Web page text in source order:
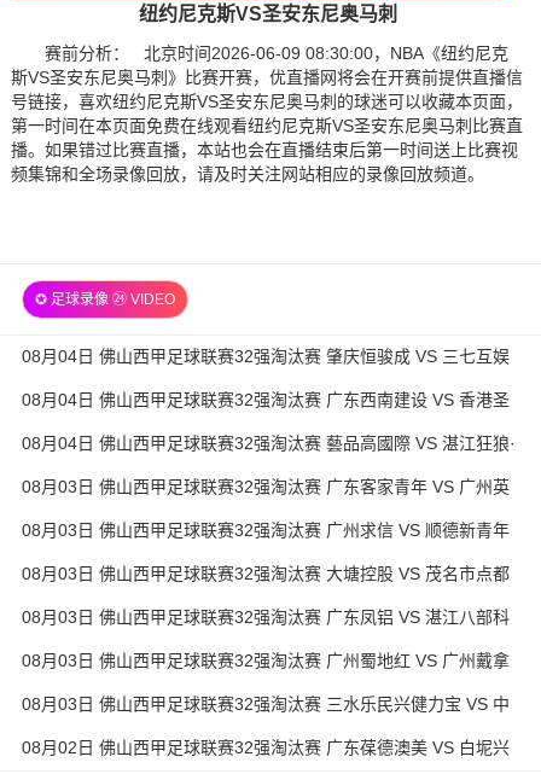
纽约尼克斯VS圣安东尼奥马刺
赛前分析： 北京时间2026-06-09 08:30:00，NBA《纽约尼克
斯VS圣安东尼奥马刺》比赛开赛，优直播网将会在开赛前提供直播信
号链接，喜欢纽约尼克斯VS圣安东尼奥马刺的球迷可以收藏本页面，
第一时间在本页面免费在线观看纽约尼克斯VS圣安东尼奥马刺比赛直
播。如果错过比赛直播，本站也会在直播结束后第一时间送上比赛视
频集锦和全场录像回放，请及时关注网站相应的录像回放频道。
✪ 足球录像 ㉔ VIDEO
08月04日 佛山西甲足球联赛32强淘汰赛 肇庆恒骏成 VS 三七互娱
全场录像
08月04日 佛山西甲足球联赛32强淘汰赛 广东西南建设 VS 香港圣
徒 全场录像
08月04日 佛山西甲足球联赛32强淘汰赛 藝品高國際 VS 湛江狂狼·
粵辉能源 全场录像
08月03日 佛山西甲足球联赛32强淘汰赛 广东客家青年 VS 广州英
华思力U17 全场录像
08月03日 佛山西甲足球联赛32强淘汰赛 广州求信 VS 顺德新青年
全场录像
08月03日 佛山西甲足球联赛32强淘汰赛 大塘控股 VS 茂名市点都
得 全场录像
08月03日 佛山西甲足球联赛32强淘汰赛 广东凤铝 VS 湛江八部科
技 全场录像
08月03日 佛山西甲足球联赛32强淘汰赛 广州蜀地红 VS 广州戴拿
模 全场录像
08月03日 佛山西甲足球联赛32强淘汰赛 三水乐民兴健力宝 VS 中
国澳门澳科精英 全场录像
08月02日 佛山西甲足球联赛32强淘汰赛 广东葆德澳美 VS 白坭兴